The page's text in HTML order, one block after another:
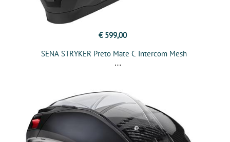
€ 599,00
SENA STRYKER Preto Mate C Intercom Mesh